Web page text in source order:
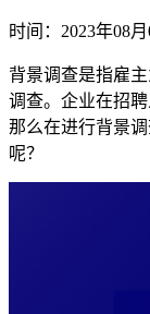
时间：2023年08
背景调查是指雇
调查。企业在招
那么在进行背景
呢？